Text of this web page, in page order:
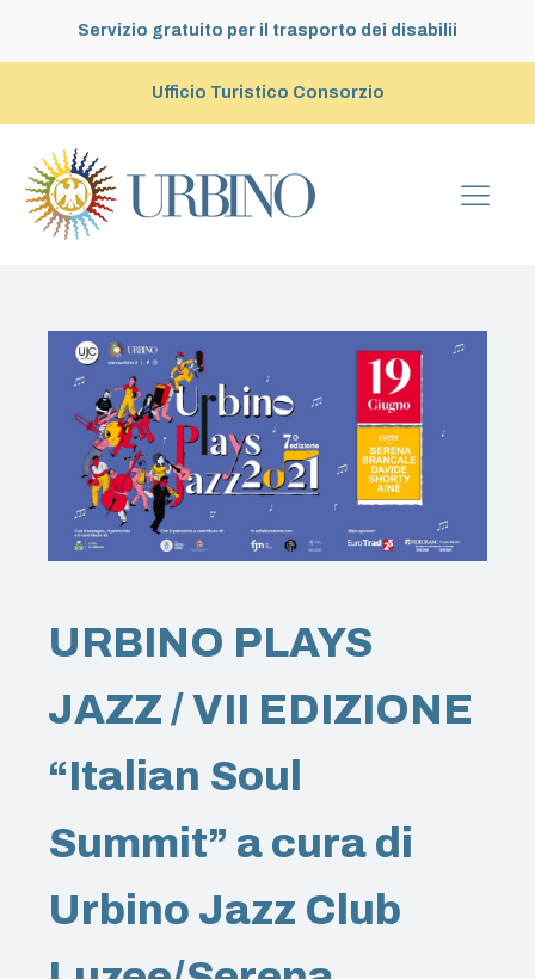
Servizio gratuito per il trasporto dei disabilii
Ufficio Turistico Consorzio
URBINO PLAYS
JAZZ / VII EDIZIONE
“Italian Soul
Summit” a cura di
Urbino Jazz Club